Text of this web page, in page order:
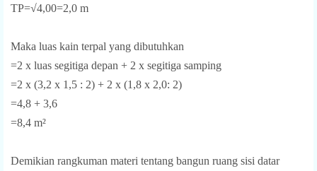
TP=√4,00=2,0 m
Maka luas kain terpal yang dibutuhkan
=2 x luas segitiga depan + 2 x segitiga samping
=2 x (3,2 x 1,5 : 2) + 2 x (1,8 x 2,0: 2)
=4,8 + 3,6
=8,4 m²
Demikian rangkuman materi tentang bangun ruang sisi datar